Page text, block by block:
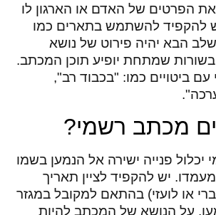
הפרטים של האדם או הארגון לו
להקפיד להשתמש בתארים כמו
הבא יהיה פירוט של נושא
בשורות שמתחת יופיע תוכן המכתב.
עם ביטויים כמו: "בכבוד רב",
מכתב רשמי?
יכלול פנייה ישירה אל הנמען בשמו
יש להקפיד לציין תאריך
או לועזי) בהתאם למקובל במגזר
על הנושא של המכתב להיות